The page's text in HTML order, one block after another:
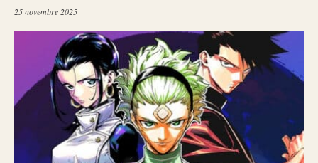
25 novembre 2025